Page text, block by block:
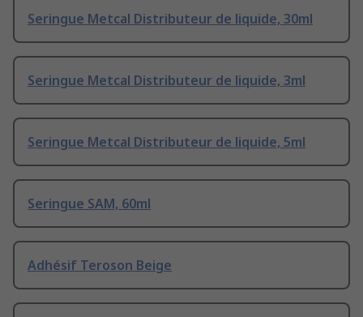
Seringue Metcal Distributeur de liquide, 30ml
Seringue Metcal Distributeur de liquide, 3ml
Seringue Metcal Distributeur de liquide, 5ml
Seringue SAM, 60ml
Adhésif Teroson Beige